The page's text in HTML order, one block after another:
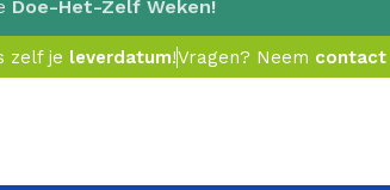
Doe-Het-Zelf Weken!
zelf je leverdatum!Vragen? Neem contact